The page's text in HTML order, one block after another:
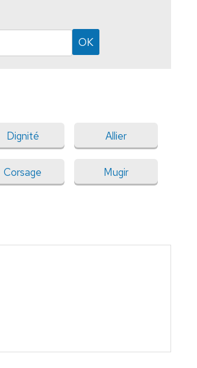
Dignité Allier
Corsage Mugir